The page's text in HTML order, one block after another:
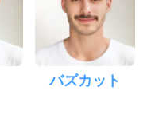
バズカット